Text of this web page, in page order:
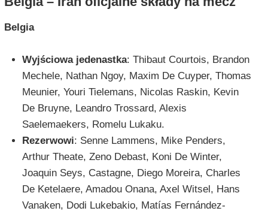
Belgia
Wyjściowa jedenastka: Thibaut Courtois, Brandon
Mechele, Nathan Ngoy, Maxim De Cuyper, Thomas
Meunier, Youri Tielemans, Nicolas Raskin, Kevin
De Bruyne, Leandro Trossard, Alexis
Saelemaekers, Romelu Lukaku.
Rezerwowi: Senne Lammens, Mike Penders,
Arthur Theate, Zeno Debast, Koni De Winter,
Joaquin Seys, Castagne, Diego Moreira, Charles
De Ketelaere, Amadou Onana, Axel Witsel, Hans
Vanaken, Dodi Lukebakio, Matías Fernández-